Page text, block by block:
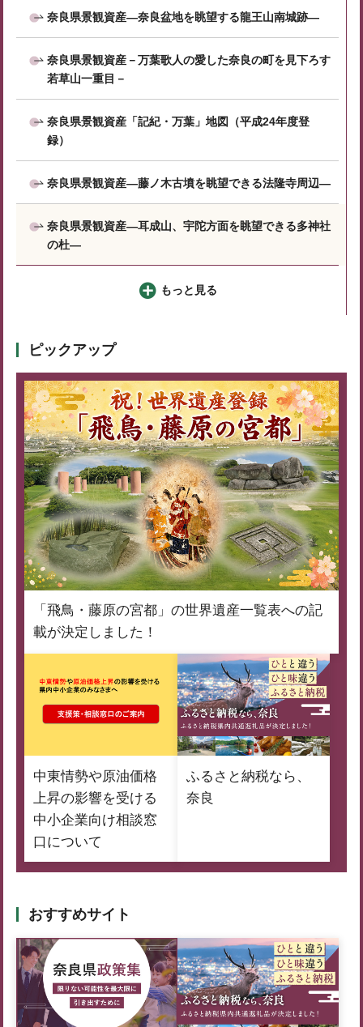
奈良県景観資産―奈良盆地を眺望する龍王山南城跡―
奈良県景観資産－万葉歌人の愛した奈良の町を見下ろす
若草山一重目－
奈良県景観資産「記紀・万葉」地図（平成24年度登
録）
奈良県景観資産―藤ノ木古墳を眺望できる法隆寺周辺―
奈良県景観資産―耳成山、宇陀方面を眺望できる多神社
の杜―
もっと見る
ピックアップ
「飛鳥・藤原の宮都」の世界遺産一覧表への記
載が決定しました！
中東情勢や原油価格
上昇の影響を受ける
中小企業向け相談窓
口について
ふるさと納税なら、
奈良
おすすめサイト